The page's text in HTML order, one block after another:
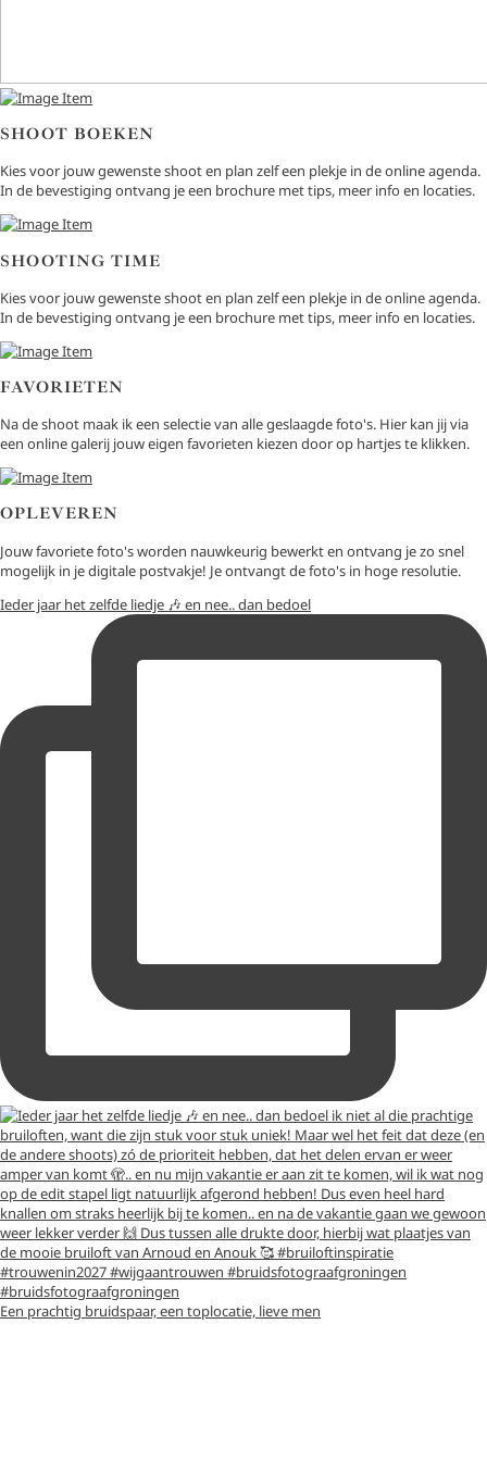
SHOOT BOEKEN
Kies voor jouw gewenste shoot en plan zelf een plekje in de online agenda.
In de bevestiging ontvang je een brochure met tips, meer info en locaties.
SHOOTING TIME
Kies voor jouw gewenste shoot en plan zelf een plekje in de online agenda.
In de bevestiging ontvang je een brochure met tips, meer info en locaties.
FAVORIETEN
Na de shoot maak ik een selectie van alle geslaagde foto's. Hier kan jij via
een online galerij jouw eigen favorieten kiezen door op hartjes te klikken.
OPLEVEREN
Jouw favoriete foto's worden nauwkeurig bewerkt en ontvang je zo snel
mogelijk in je digitale postvakje! Je ontvangt de foto's in hoge resolutie.
Ieder jaar het zelfde liedje 🎶 en nee.. dan bedoel
Een prachtig bruidspaar, een toplocatie, lieve men